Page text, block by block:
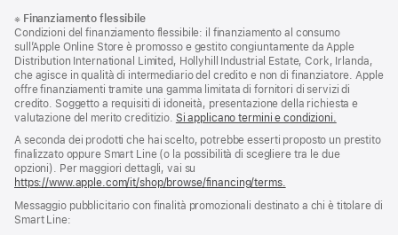
di
pagina
a
piè
di
pagina
※ Finanziamento flessibile
Condizioni del finanziamento flessibile: il finanziamento al consumo
sull’Apple Online Store è promosso e gestito congiuntamente da Apple
Distribution International Limited, Hollyhill Industrial Estate, Cork, Irlanda,
che agisce in qualità di intermediario del credito e non di finanziatore. Apple
offre finanziamenti tramite una gamma limitata di fornitori di servizi di
credito. Soggetto a requisiti di idoneità, presentazione della richiesta e
valutazione del merito creditizio. Si applicano termini e condizioni.
A seconda dei prodotti che hai scelto, potrebbe esserti proposto un prestito
finalizzato oppure Smart Line (o la possibilità di scegliere tra le due
opzioni). Per maggiori dettagli, vai su
https://www.apple.com/it/shop/browse/financing/terms.
Messaggio pubblicitario con finalità promozionali destinato a chi è titolare di
Smart Line: